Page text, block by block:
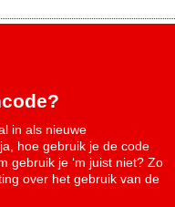
in als nieuwe
hoe gebruik je de code
gebruik je ‘m juist niet? Zo
over het gebruik van de